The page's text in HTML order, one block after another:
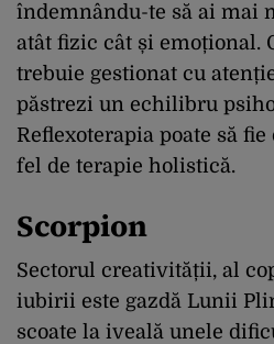
îndemnându-te să ai mai
atât fizic cât și emoțional.
trebuie gestionat cu
păstrezi un echilibru
Reflexoterapia poate să
fel de terapie holistică.
Scorpion
Sectorul creativității, al
iubirii este gazdă Lunii
scoate la iveală unele